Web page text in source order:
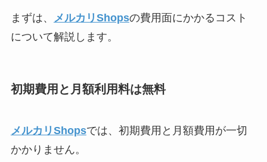
まずは、 メルカリShopsの費用面にかかるコスト
について解説します。
初期費用と月額利用料は無料
メルカリShopsでは、初期費用と月額費用が一切
かかりません。